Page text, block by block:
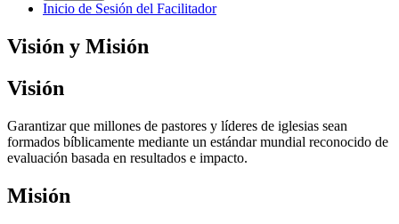
Inicio de Sesión del Facilitador
Visión y Misión
Visión
Garantizar que millones de pastores y líderes de iglesias sean
formados bíblicamente mediante un estándar mundial reconocido de
evaluación basada en resultados e impacto.
Misión